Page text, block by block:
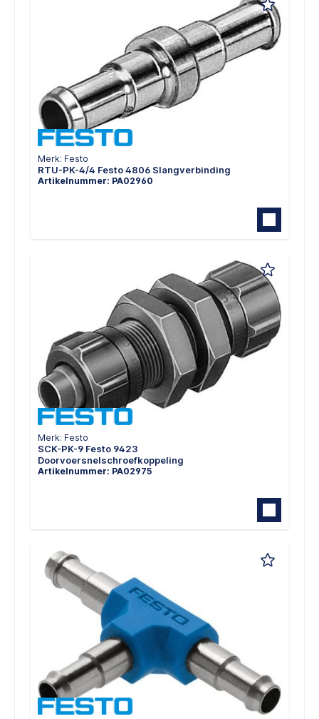
Merk: Festo
RTU-PK-4/4 Festo 4806 Slangverbinding
Artikelnummer: PA02960
Merk: Festo
SCK-PK-9 Festo 9423
Doorvoersnelschroefkoppeling
Artikelnummer: PA02975